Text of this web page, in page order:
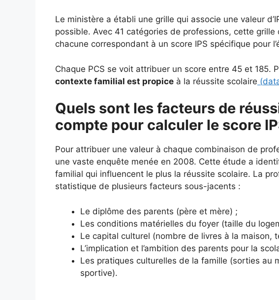
Le ministère a établi une grille qui associe une valeur
possible. Avec 41 catégories de professions, cette grille
chacune correspondant à un score IPS spécifique pour
Chaque PCS se voit attribuer un score entre 45 et 185.
contexte familial est propice à la réussite scolaire (
Quels sont les facteurs de
compte pour calculer le score
Pour attribuer une valeur à chaque combinaison de
une vaste enquête menée en 2008. Cette étude a
familial qui influencent le plus la réussite scolaire. La
statistique de plusieurs facteurs sous-jacents :
Le diplôme des parents (père et mère) ;
Les conditions matérielles du foyer (taille du
Le capital culturel (nombre de livres à la maison,
L’implication et l’ambition des parents pour la
Les pratiques culturelles de la famille (sorties au
sportive).